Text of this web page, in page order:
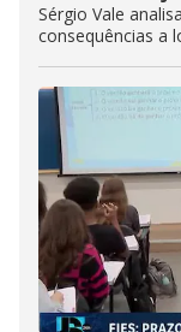
Sérgio Vale
consequências a